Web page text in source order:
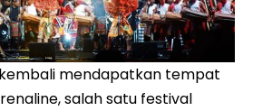
kembali mendapatkan tempat
salah satu festival